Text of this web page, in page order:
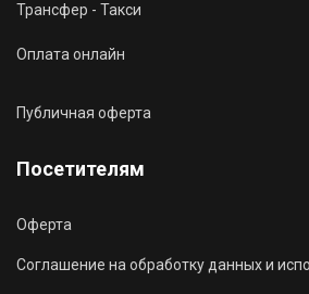
Трансфер - Такси
Оплата онлайн
Публичная оферта
Посетителям
Оферта
Соглашение на обработку данных и